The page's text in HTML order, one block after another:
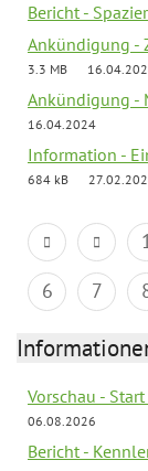
Bericht -
Ankündigung -
3.3 MB
Ankündigung -
16.04.2024
Information -
684 kB
6
7
Vorschau -
06.08.2026
Bericht -